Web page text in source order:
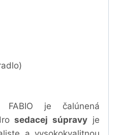
FABIO je čalúnená
sedacej súpravy je